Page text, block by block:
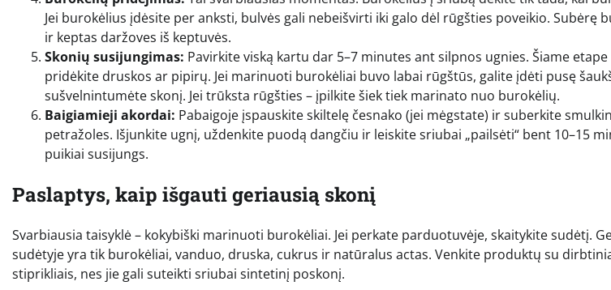
Jei burokėlius įdėsite per anksti, bulvės gali nebeišvirti iki galo dėl rūgšties poveikio. Subėrę
ir keptas daržoves iš keptuvės.
Skonių susijungimas: Pavirkite viską kartu dar 5–7 minutes ant silpnos ugnies. Šiame etape
pridėkite druskos ar pipirų. Jei marinuoti burokėliai buvo labai rūgštūs, galite įdėti pusę
sušvelnintumėte skonį. Jei trūksta rūgšties – įpilkite šiek tiek marinato nuo burokėlių.
Baigiamieji akordai: Pabaigoje įspauskite skiltelę česnako (jei mėgstate) ir suberkite
petražoles. Išjunkite ugnį, uždenkite puodą dangčiu ir leiskite sriubai „pailsėti“ bent 10–15
puikiai susijungs.
Paslaptys, kaip išgauti geriausią skonį
Svarbiausia taisyklė – kokybiški marinuoti burokėliai. Jei perkate parduotuvėje, skaitykite sudėtį.
sudėtyje yra tik burokėliai, vanduo, druska, cukrus ir natūralus actas. Venkite produktų su
stiprikliais, nes jie gali suteikti sriubai sintetinį poskonį.